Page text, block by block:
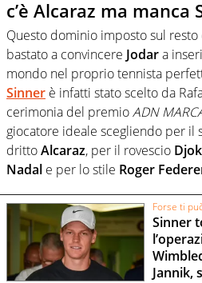
c’è Alcaraz ma manca
Questo dominio imposto sul
bastato a convincere Jodara
mondo nel proprio tennista
Sinner è infatti stato scelto da
cerimonia del premioADN
giocatore ideale scegliendo per il
drittoAlcaraz, per il rovescio
Nadal e per lo stile Roger
Forse ti
Sinner
Jannik,